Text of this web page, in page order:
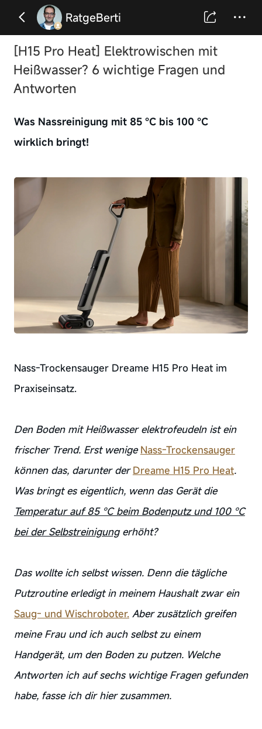
RatgeBerti
[H15 Pro Heat] Elektrowischen mit
Heißwasser? 6 wichtige Fragen und
Antworten
Was Nassreinigung mit 85 °C bis 100 °C
wirklich bringt!
Nass-Trockensauger Dreame H15 Pro Heat im
Praxiseinsatz.
Den Boden mit Heißwasser elektrofeudeln ist ein
frischer Trend. Erst wenigeNass-Trockensauger
können das, darunter derDreame H15 Pro Heat.
Was bringt es eigentlich, wenn das Gerät die
Temperatur auf 85 °C beim Bodenputz und 100 °C
bei der Selbstreinigungerhöht?
Das wollte ich selbst wissen. Denn die tägliche
Putzroutine erledigt in meinem Haushalt zwar ein
Saug- und Wischroboter.Aber zusätzlich greifen
meine Frau und ich auch selbst zu einem
Handgerät, um den Boden zu putzen. Welche
Antworten ich auf sechs wichtige Fragen gefunden
habe, fasse ich dir hier zusammen.